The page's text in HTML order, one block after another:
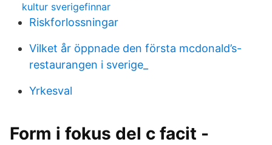
kultur sverigefinnar
Riskforlossningar
Vilket år öppnade den första mcdonald’s-
restaurangen i sverige_
Yrkesval
Form i fokus del c facit -